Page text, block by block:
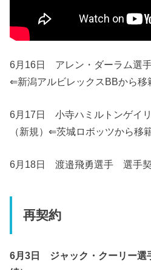
6月16日 アレン・ダーラム選
⇐新潟アルビレックスBBから移
6月17日 小寺ハミルトンゲイ
（新規）⇐茨城ロボッツから移
6月18日 渡邉飛勇選手 選手契
再契約
6月3日 ジャック・クーリー